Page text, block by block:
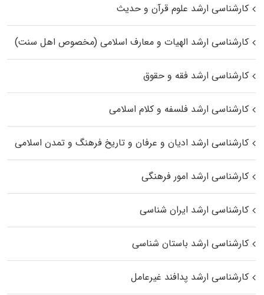
کارشناسی ارشد علوم قرآن و حدیث
کارشناسی ارشد الهیات و معارف اسلامی (مخصوص اهل سنت)
کارشناسی ارشد فقه و حقوق
کارشناسی ارشد فلسفه و کلام اسلامی
کارشناسی ارشد ادیان و عرفان و تاریخ فرهنگ و تمدن اسلامی
کارشناسی ارشد امور فرهنگی
کارشناسی ارشد ایران شناسی
کارشناسی ارشد باستان شناسی
کارشناسی ارشد پدافند غیرعامل